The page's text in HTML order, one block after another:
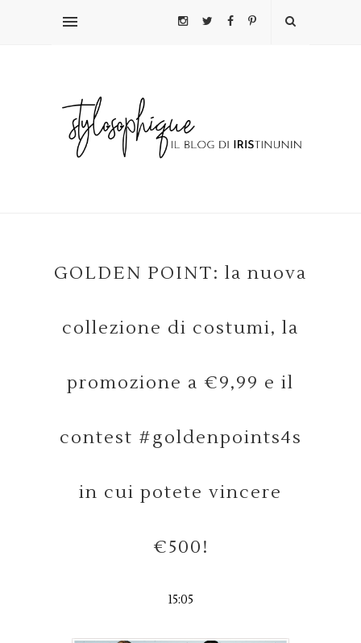
GOLDEN POINT: la nuova
collezione di costumi, la
promozione a €9,99 e il
contest #goldenpoints4s
in cui potete vincere
€500!
15:05